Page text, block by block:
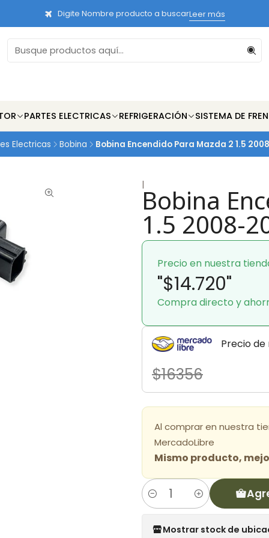
PARTES ELECTRICAS REFRIGERACIÓN SISTEMA DE
Digite Nombre producto a buscarLeer más
Electricas Bobina Bobina Encendido Para Mazda 2 1.5
|Bobina
1.5 2008-
Precio en nuestra
"$14.720"
Compra directo y
Precio
$16356
Al comprar en nuestra
MercadoLibre
Mismo producto,
Cantidad
Mostrar stock de